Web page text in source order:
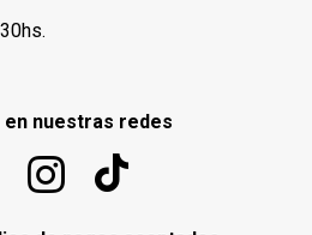
en nuestras redes